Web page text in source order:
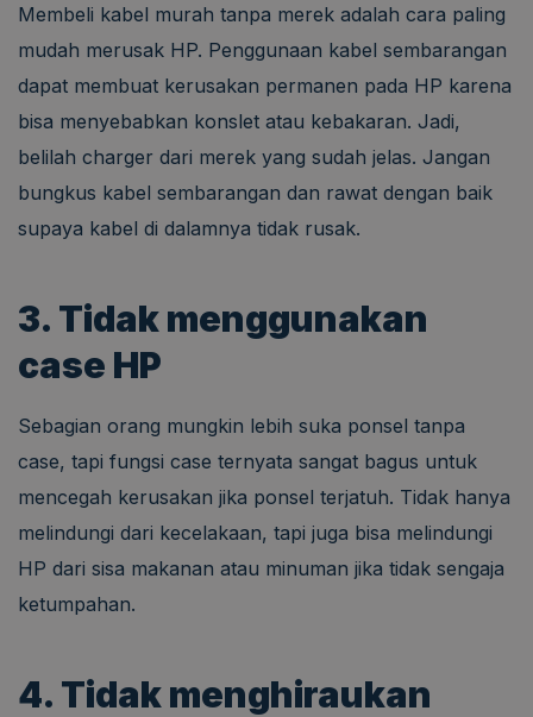
Membeli kabel murah tanpa merek adalah cara paling
mudah merusak HP. Penggunaan kabel sembarangan
dapat membuat kerusakan permanen pada HP karena
bisa menyebabkan konslet atau kebakaran. Jadi,
belilah charger dari merek yang sudah jelas. Jangan
bungkus kabel sembarangan dan rawat dengan baik
supaya kabel di dalamnya tidak rusak.
3. Tidak menggunakan
case HP
Sebagian orang mungkin lebih suka ponsel tanpa
case, tapi fungsi case ternyata sangat bagus untuk
mencegah kerusakan jika ponsel terjatuh. Tidak hanya
melindungi dari kecelakaan, tapi juga bisa melindungi
HP dari sisa makanan atau minuman jika tidak sengaja
ketumpahan.
4. Tidak menghiraukan